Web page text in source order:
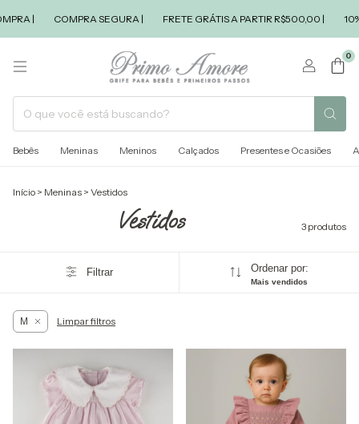
| COMPRA SEGURA | FRETE GRÁTIS A PARTIR R$500,00 |
0
Bebês Meninas Meninos Calçados Presentes e Ocasiões
Início > Meninas > Vestidos
Vestidos 3 produtos
Filtrar Ordenar por:
Mais vendidos
M Limpar filtros